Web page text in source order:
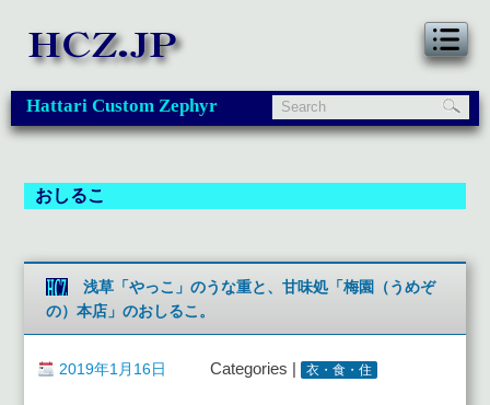
Hattari Custom Zephyr
おしるこ
浅草「やっこ」のうな重と、甘味処「梅園（うめぞ
の）本店」のおしるこ。
2019年1月16日 Categories | 衣・食・住